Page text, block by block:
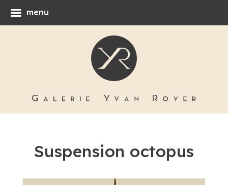
Suspension octopus
menu